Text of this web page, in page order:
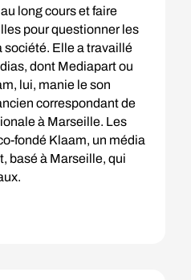
long cours et faire
pour questionner les
société. Elle a travaillé
dont Mediapart ou
lui, manie le son
correspondant de
à Marseille. Les
fondé Klaam, un média
basé à Marseille, qui